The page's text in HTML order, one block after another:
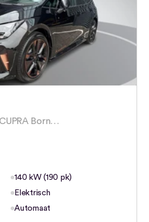
Born…
140 kW (190 pk)
Elektrisch
Automaat